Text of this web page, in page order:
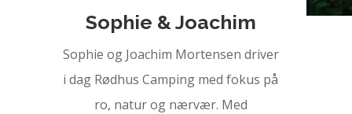
Sophie & Joachim
Sophie og Joachim Mortensen driver
i dag Rødhus Camping med fokus på
ro, natur og nærvær. Med